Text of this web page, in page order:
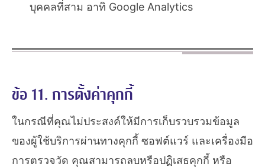
บุคคลที่สาม อาทิ Google Analytics
ข้อ 11. การตั้งค่าคุกกี้
ในกรณีที่คุณไม่ประสงค์ให้มีการเก็บรวบรวมข้อมูล
ของผู้ใช้บริการผ่านทางคุกกี้ ซอฟต์แวร์ และเครื่องมือ
การตรวจวัด คุณสามารถลบหรือปฏิเสธคุกกี้ หรือ